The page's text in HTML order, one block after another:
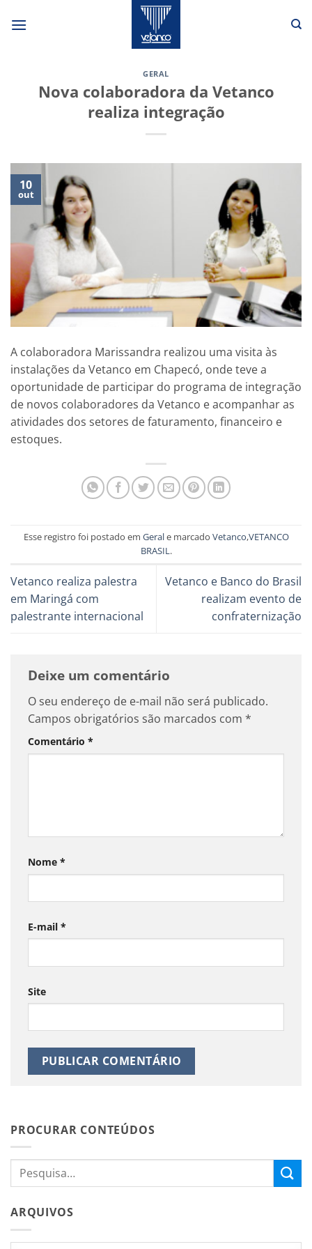
GERAL
Nova colaboradora da Vetanco
realiza integração
10
out
A colaboradora Marissandra realizou uma visita às
instalações da Vetanco em Chapecó, onde teve a
oportunidade de participar do programa de integração
de novos colaboradores da Vetanco e acompanhar as
atividades dos setores de faturamento, financeiro e
estoques.
Esse registro foi postado em Gerale marcado Vetanco,VETANCO
BRASIL.
Vetanco realiza palestra
em Maringá com
palestrante internacional
Vetanco e Banco do Brasil
realizam evento de
confraternização
Deixe um comentário
O seu endereço de e-mail não será publicado.
Campos obrigatórios são marcados com *
Comentário *
Nome *
E-mail *
Site
PROCURAR CONTEÚDOS
ARQUIVOS